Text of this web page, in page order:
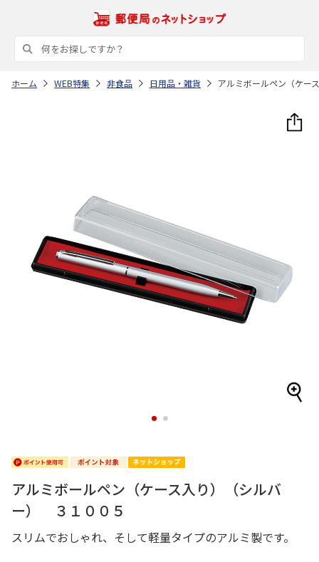
ホーム WEB特集 非食品 日用品・雑貨 アルミボールペン（ケー
1 2
アルミボールペン（ケース入り）（シルバ
ー） ３１００５
スリムでおしゃれ、そして軽量タイプのアルミ製です。